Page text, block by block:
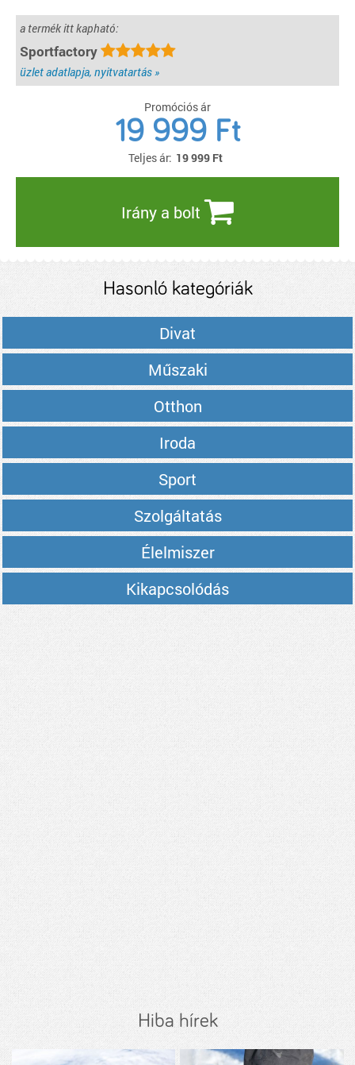
a termék itt kapható:
Sportfactory
üzlet adatlapja, nyitvatartás »
Promóciós ár
19 999 Ft
Teljes ár: 19 999 Ft
Irány a bolt
Hasonló kategóriák
Divat
Műszaki
Otthon
Iroda
Sport
Szolgáltatás
Élelmiszer
Kikapcsolódás
Hiba hírek